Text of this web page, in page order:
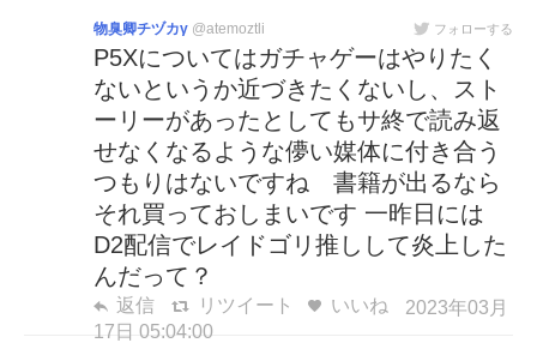
物臭卿チヅカγ @atemoztli フォローする
P5Xについてはガチャゲーはやりたく
ないというか近づきたくないし、スト
ーリーがあったとしてもサ終で読み返
せなくなるような儚い媒体に付き合う
つもりはないですね 書籍が出るなら
それ買っておしまいです 一昨日には
D2配信でレイドゴリ推しして炎上した
んだって？
返信 リツイート いいね
2023年03月
17日 05:04:00